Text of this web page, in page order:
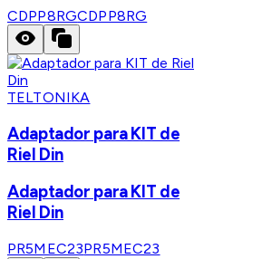
CDPP8RGCDPP8RG
TELTONIKA
Adaptador para KIT de
Riel Din
Adaptador para KIT de
Riel Din
PR5MEC23PR5MEC23